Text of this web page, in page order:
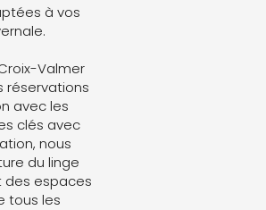
à vos
Valmer
réservations
avec les
clés avec
nous
du linge
des espaces
tous les